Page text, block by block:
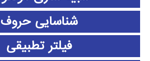
شناسایی حروف
فیلتر تطبیقی